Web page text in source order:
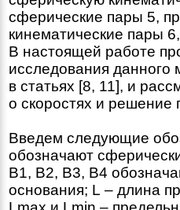
сферические пары 5,
кинематические пары
В настоящей работе
исследования данного
в статьях [8, 11], и
о скоростях и решение
Введем следующие
обозначают
В1, В2, В3, В4
основания; L – ​длина